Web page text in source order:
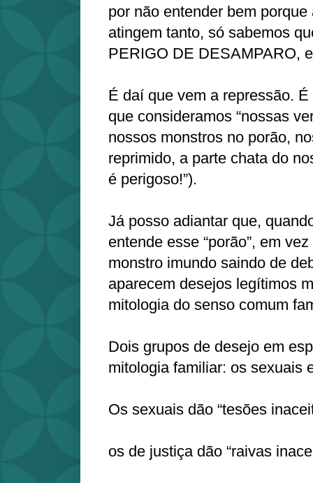
por não entender bem
atingem tanto, só sabemos
PERIGO DE DESAMPARO,
É daí que vem a repressão.
que consideramos “nossas
nossos monstros no porão,
reprimido, a parte chata do
é perigoso!”).
Já posso adiantar que,
entende esse “porão”, em
monstro imundo saindo de
aparecem desejos legítimos
mitologia do senso comum
Dois grupos de desejo em
mitologia familiar: os sexuais
Os sexuais dão “tesões
os de justiça dão “raivas